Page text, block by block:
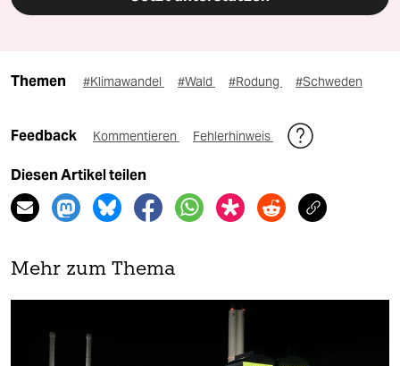
Themen #Klimawandel #Wald #Rodung #Schweden
Feedback Kommentieren Fehlerhinweis
Diesen Artikel teilen
Mehr zum Thema